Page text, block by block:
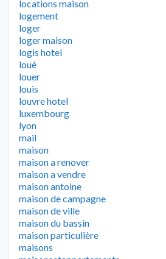
locations maison
logement
loger
loger maison
logis hotel
loué
louer
louis
louvre hotel
luxembourg
lyon
mail
maison
maison a renover
maison a vendre
maison antoine
maison de campagne
maison de ville
maison du bassin
maison particulière
maisons